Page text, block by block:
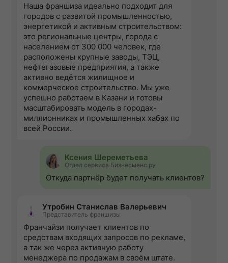
Наша франшиза идеально подходит для
городов с развитой промышленностью,
энергетикой и активным строительством:
это региональные центры, города с
населением от 300 000 человек, где
расположены крупные заводы, ТЭЦ,
нефтегазовые предприятия, а также
активно ведётся жилищное и
коммерческое строительство. Мы уже
успешно работаем в Казани и готовы
масштабировать модель в городах-
миллионниках и промышленных хабах по
всей России.
Ксения Шереметьева
Отдел сервиса Бизнесменс.ру
Откуда партнёр будет получать клиентов?
Утробин Станислав Валерьевич
Представитель франшизы
Франчайзи получает клиентов по
средствам входящих запросов по рекламе,
а так же через активную работу
менеджера по продажам в своём штате.